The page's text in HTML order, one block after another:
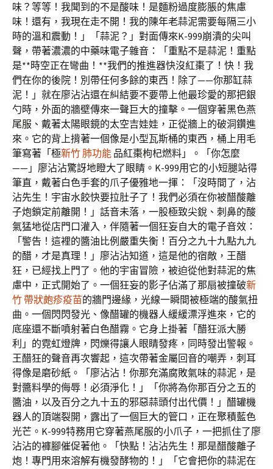
味？等等！我聞到的不是酸味！是麵粉過度膨脹的焦慮
味！還有，我現在走不開！我的陳年老蒜泥需要每隔三小
時的溫和震動！」「蒜泥？」對面傳來K-999崩潰的尖叫
聲，帶著濃濃的中藥味電子雜音：「重點不是蒜泥！重點
是**時空正在彎曲！**我們的推進器快沒紅棗了！快！我
們在你的後院！別帶任何多餘的東西！除了——你那缸蒜
泥！」就在廖沾沾還在糾結要不要帶上他最珍愛的那把銀
勺時，外面的牆壁傳來一聲巨大的撞擊。一個穿著黑色燕
尾服、戴著太陽眼鏡的太空吉娃娃，正從牆上的破洞鑽進
來。它的背上揹著一個像是小型瓦斯桶的東西，桶上用毛
筆寫著「極新竹 肺功能 品紅棗枸杞燃料」。「你怎麼
——」廖沾沾驚訝地瞪大了眼睛。K-999用它的小短腿站得
筆直，戴著白色手套的爪子優雅地一揮：「沒時間了，沾
沾先生！宇宙水餃快要拉肚子了！我們必須在你被醋酸離
子炮鎖定前離開！」話音未落，一股極致尖銳、刺鼻的酸
氣猛地從店門口灌入，伴隨著一個狂妄自大的電子音效：
「警告！這裡的醬油比例嚴重失衡！百分之九十九點九九
的醋，才是真理！」廖沾沾知道，這是他的宿敵，王醋
狂，已經找上門了。他的宇宙冒險，被迫從他對蒜泥的焦
慮中，正式開始了。一個狂妄的影子佔滿了那扇被撞破新
竹 帶狀皰疹疫苗的牆門邊緣，光線一瞬間被極端的酸氣扭
曲。一個閃閃發光、像醋罐的機器人緩緩漂浮進來，它的
底座還不斷噴射著白色醋霧。它身上掛著「醋狂派大勝
利」的霓虹燈牌，閃爍得讓人眼睛發疼，同時發出警報。
王醋狂的聲音再次響起，這次帶著金屬回音的嘲弄，刺耳
得像是磨砂紙。「廖沾沾！你那充滿腐敗氣味的蒜泥，是
對醬料學的侮辱！必須淨化！」「你將為你那百分之五的
醬油，以及百分之九十五的邪惡蒜頭付出代價！」醋罐機
器人的頂端裂開，露出了一個巨大的管口，正在聚積藍色
光芒。K-999特務用它穿著燕尾服的小爪子，一把抓住了廖
沾沾的褲腳催促著他。「快點！沾沾先生！那是醋酸離子
炮！專門用來溶解有機發酵物的！」「它會把你的蒜泥在